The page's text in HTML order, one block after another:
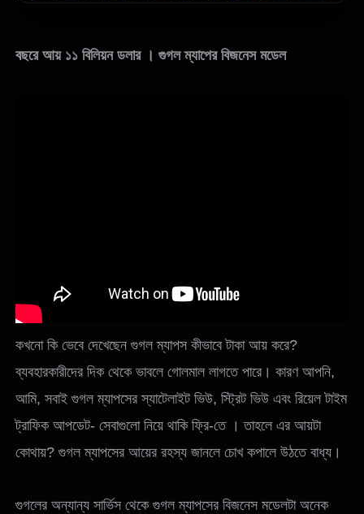
বছরে আয় ১১ বিলিয়ন ডলার । গুগল ম্যাপের বিজনেস মডেল
কখনো কি ভেবে দেখেছেন গুগল ম্যাপস কীভাবে টাকা আয় করে?
ব্যবহারকারীদের দিক থেকে ভাবলে গোলমাল লাগতে পারে। কারণ আপনি,
আমি, সবাই গুগল ম্যাপসের স্যাটেলাইট ভিউ, স্ট্রিট ভিউ এবং রিয়েল টাইম
ট্রাফিক আপডেট- সেবাগুলো নিয়ে থাকি ফ্রি-তে । তাহলে এর আয়টা
কোথায়? গুগল ম্যাপসের আয়ের রহস্য জানলে চোখ কপালে উঠতে বাধ্য।
গুগলের অন্যান্য সার্ভিস থেকে গুগল ম্যাপসের বিজনেস মডেলটা অনেক